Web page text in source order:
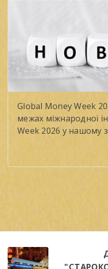
Global Money Week
межах міжнародної
Week 2026 у нашому
здобувачів освіти.
розмови про гроші»
занять: «Фінансове